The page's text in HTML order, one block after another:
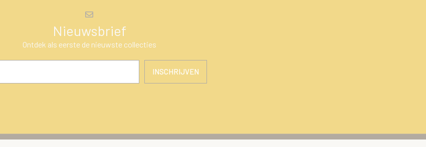
Nieuwsbrief
Ontdek als eerste de nieuwste collecties
INSCHRIJVEN